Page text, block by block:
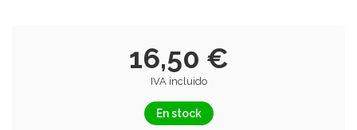
16,50 €
IVA incluido
En stock